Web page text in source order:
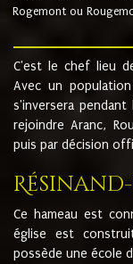
Rogemont ou
C'est le chef lieu
Avec un
s'inversera
rejoindre Aranc,
puis par décision
Résinand-
Ce hameau est
église est
possède une école